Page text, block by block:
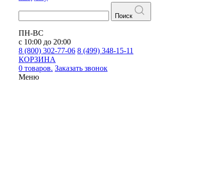
Поиск
ПН-ВС
с 10:00 до 20:00
8 (800) 302-77-06 8 (499) 348-15-11
КОРЗИНА
0 товаров. Заказать звонок
Меню